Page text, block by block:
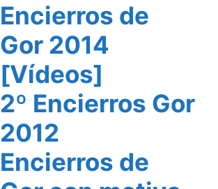
Encierros de
Gor 2014
[Vídeos]
2º Encierros Gor
2012
Encierros de